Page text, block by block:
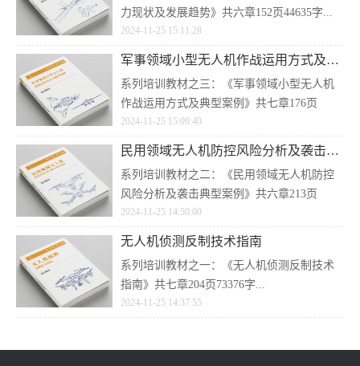
力现状及发展趋势》共六章152页44635字...
2024-11-25 15:11:28
军事领域小型无人机作战运用方式及典型案例
系列培训教材之三：《军事领域小型无人机
作战运用方式及典型案例》共七章176页
50161字...
2024-11-25 15:09:40
民用领域无人机防控风险分析及袭击典型案例
系列培训教材之二：《民用领域无人机防控
风险分析及袭击典型案例》共六章213页
72551字...
2024-11-25 14:50:00
无人机侦测反制技术指南
系列培训教材之一：《无人机侦测反制技术
指南》共七章204页73376字...
2024-11-25 14:37:55